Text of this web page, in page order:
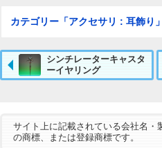
カテゴリー「アクセサリ : 耳飾り
シンチレーターキャスタ
ーイヤリング
サイト上に記載されている会社名・
の商標、または登録商標です。